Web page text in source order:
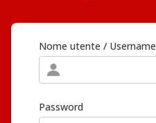
Nome utente / Username
Password